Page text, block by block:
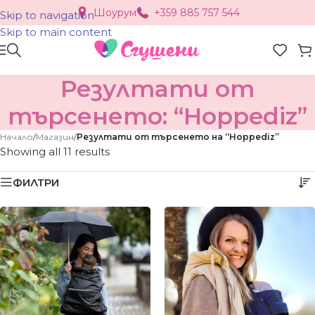
Skip to navigation
Skip to main content
Шоурум +359 885 757 544
Резултати от
търсенето: “Hoppediz”
Начало/Магазин/Резултати от търсенето на “Hoppediz”
Showing all 11 results
ФИЛТРИ